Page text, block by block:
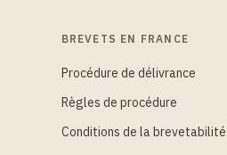
BREVETS EN FRANCE
Procédure de délivrance
Règles de procédure
Conditions de la brevetabilité